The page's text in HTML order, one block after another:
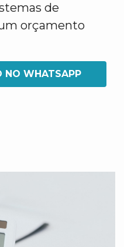
de
orçamento
NO WHATSAPP